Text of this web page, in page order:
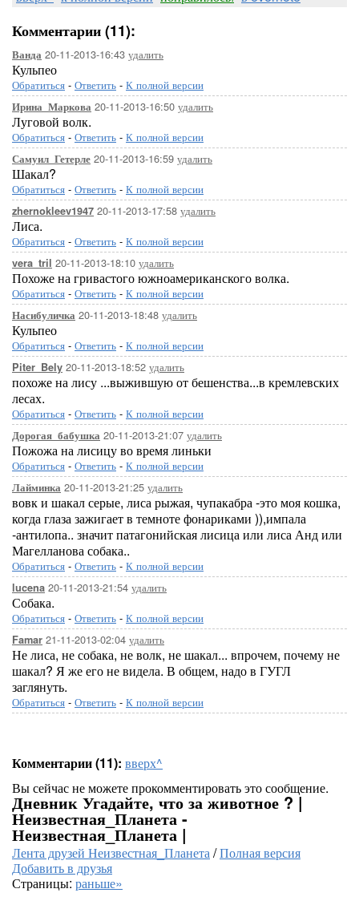
Комментарии (11):
Ванда 20-11-2013-16:43 удалить
Кульпео
Обратиться - Ответить - К полной версии
Ирина_Маркова 20-11-2013-16:50 удалить
Луговой волк.
Обратиться - Ответить - К полной версии
Самуил_Гетерле 20-11-2013-16:59 удалить
Шакал?
Обратиться - Ответить - К полной версии
zhernokleev1947 20-11-2013-17:58 удалить
Лиса.
Обратиться - Ответить - К полной версии
vera_tril 20-11-2013-18:10 удалить
Похоже на гривастого южноамериканского волка.
Обратиться - Ответить - К полной версии
Насибуличка 20-11-2013-18:48 удалить
Кульпео
Обратиться - Ответить - К полной версии
Piter_Bely 20-11-2013-18:52 удалить
похоже на лису ...выжившую от бешенства...в кремлевских
лесах.
Обратиться - Ответить - К полной версии
Дорогая_бабушка 20-11-2013-21:07 удалить
Пожожа на лисицу во время линьки
Обратиться - Ответить - К полной версии
Лайминка 20-11-2013-21:25 удалить
вовк и шакал серые, лиса рыжая, чупакабра -это моя кошка,
когда глаза зажигает в темноте фонариками )),импала
-антилопа.. значит патагонийская лисица или лиса Анд или
Магелланова собака..
Обратиться - Ответить - К полной версии
lucena 20-11-2013-21:54 удалить
Собака.
Обратиться - Ответить - К полной версии
Famar 21-11-2013-02:04 удалить
Не лиса, не собака, не волк, не шакал... впрочем, почему не
шакал? Я же его не видела. В общем, надо в ГУГЛ
заглянуть.
Обратиться - Ответить - К полной версии
Комментарии (11): вверх^
Вы сейчас не можете прокомментировать это сообщение.
Дневник Угадайте, что за животное ? |
Неизвестная_Планета -
Неизвестная_Планета |
Лента друзей Неизвестная_Планета/Полная версия
Добавить в друзья
Страницы: раньше»